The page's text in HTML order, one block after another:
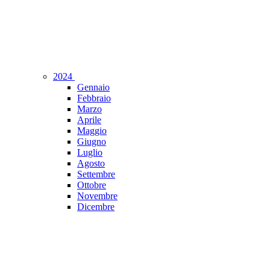
2024
Gennaio
Febbraio
Marzo
Aprile
Maggio
Giugno
Luglio
Agosto
Settembre
Ottobre
Novembre
Dicembre